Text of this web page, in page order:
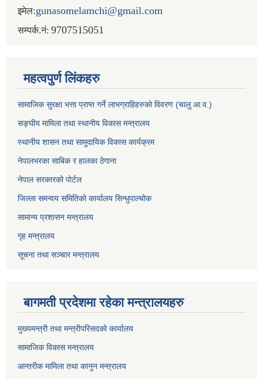
इमेल:gunasomelamchi@gmail.com
सम्पर्क.नं: 9707515051
महत्वपुर्ण लिंकहरु
सामाजिक सुरक्षा भत्ता प्राप्त गर्ने लाभग्राहिहरुको विवरण (चालु आ.व.)
सङ्घीय मामिला तथा स्थानीय विकास मन्त्रालय
स्थानीय शासन तथा सामुदायिक विकास कार्यक्रम
नेपालभरका साबिक र हालका ठेगाना
नेपाल सरकारको पोर्टल
जिल्ला समन्वय समितिको कार्यालय सिन्धुपाल्चोक
सामान्य प्रशासन मन्त्रालय
गृह मन्त्रालय
सूचना तथा सञ्चार मन्त्रालय
बागमती प्रदेशमा रहेका मन्त्रालयहरु
मुख्यमन्त्री तथा मन्त्रीपरिसदको कार्यालय
सामाजिक विकास मन्त्रालय
आन्तरीक मामिला तथा कानुन मन्त्रालय